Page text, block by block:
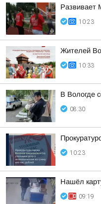
Развивает
10:23
Жителей
10:33
В Вологде
08:30
10:23
Нашёл
09:19